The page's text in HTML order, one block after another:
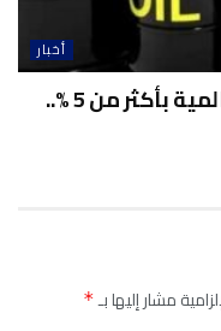
أخبار
بأكثر من 5 %..
مشار إليها بـ*